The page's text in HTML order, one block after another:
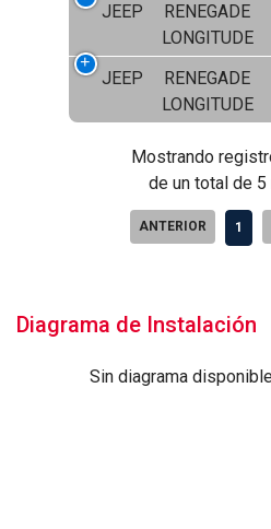
JEEP
RENEGADE
LONGITUDE
JEEP
RENEGADE
LONGITUDE
Mostrando
de un total de
ANTERIOR 1
Diagrama de Instalación
Sin diagrama